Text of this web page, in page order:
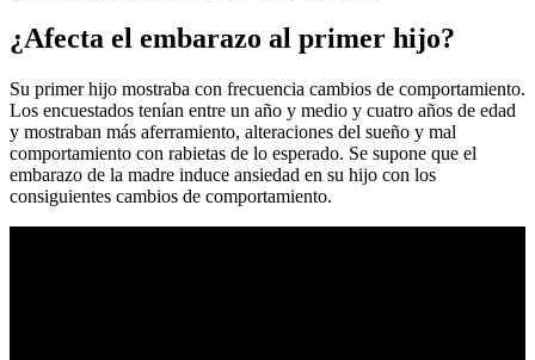
¿Afecta el embarazo al primer hijo?
Su primer hijo mostraba con frecuencia cambios de comportamiento.
Los encuestados tenían entre un año y medio y cuatro años de edad
y mostraban más aferramiento, alteraciones del sueño y mal
comportamiento con rabietas de lo esperado. Se supone que el
embarazo de la madre induce ansiedad en su hijo con los
consiguientes cambios de comportamiento.